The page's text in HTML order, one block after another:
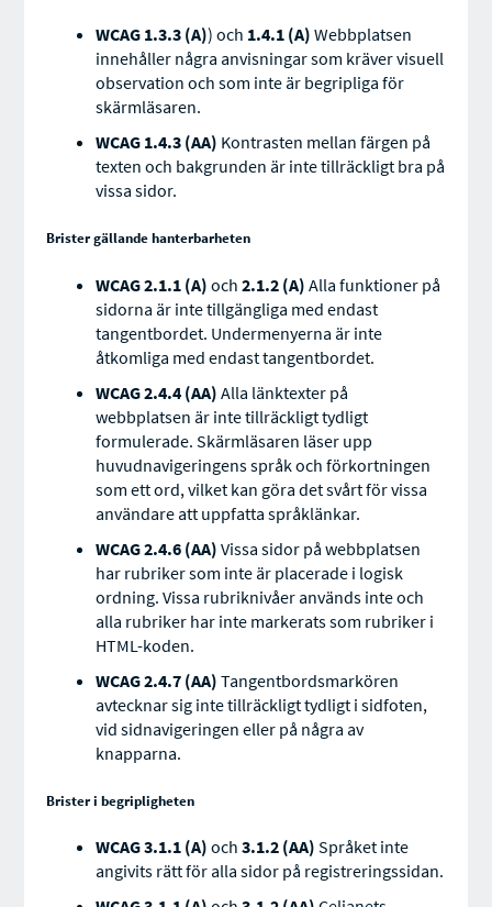
WCAG 1.3.3 (A)) och 1.4.1 (A) Webbplatsen
innehåller några anvisningar som kräver visuell
observation och som inte är begripliga för
skärmläsaren.
WCAG 1.4.3 (AA) Kontrasten mellan färgen på
texten och bakgrunden är inte tillräckligt bra på
vissa sidor.
Brister gällande hanterbarheten
WCAG 2.1.1 (A) och2.1.2 (A) Alla funktioner på
sidorna är inte tillgängliga med endast
tangentbordet. Undermenyerna är inte
åtkomliga med endast tangentbordet.
WCAG 2.4.4 (AA) Alla länktexter på
webbplatsen är inte tillräckligt tydligt
formulerade. Skärmläsaren läser upp
huvudnavigeringens språk och förkortningen
som ett ord, vilket kan göra det svårt för vissa
användare att uppfatta språklänkar.
WCAG 2.4.6 (AA) Vissa sidor på webbplatsen
har rubriker som inte är placerade i logisk
ordning. Vissa rubriknivåer används inte och
alla rubriker har inte markerats som rubriker i
HTML-koden.
WCAG 2.4.7 (AA) Tangentbordsmarkören
avtecknar sig inte tillräckligt tydligt i sidfoten,
vid sidnavigeringen eller på några av
knapparna.
Brister i begripligheten
WCAG 3.1.1 (A) och3.1.2 (AA) Språket inte
angivits rätt för alla sidor på registreringssidan.